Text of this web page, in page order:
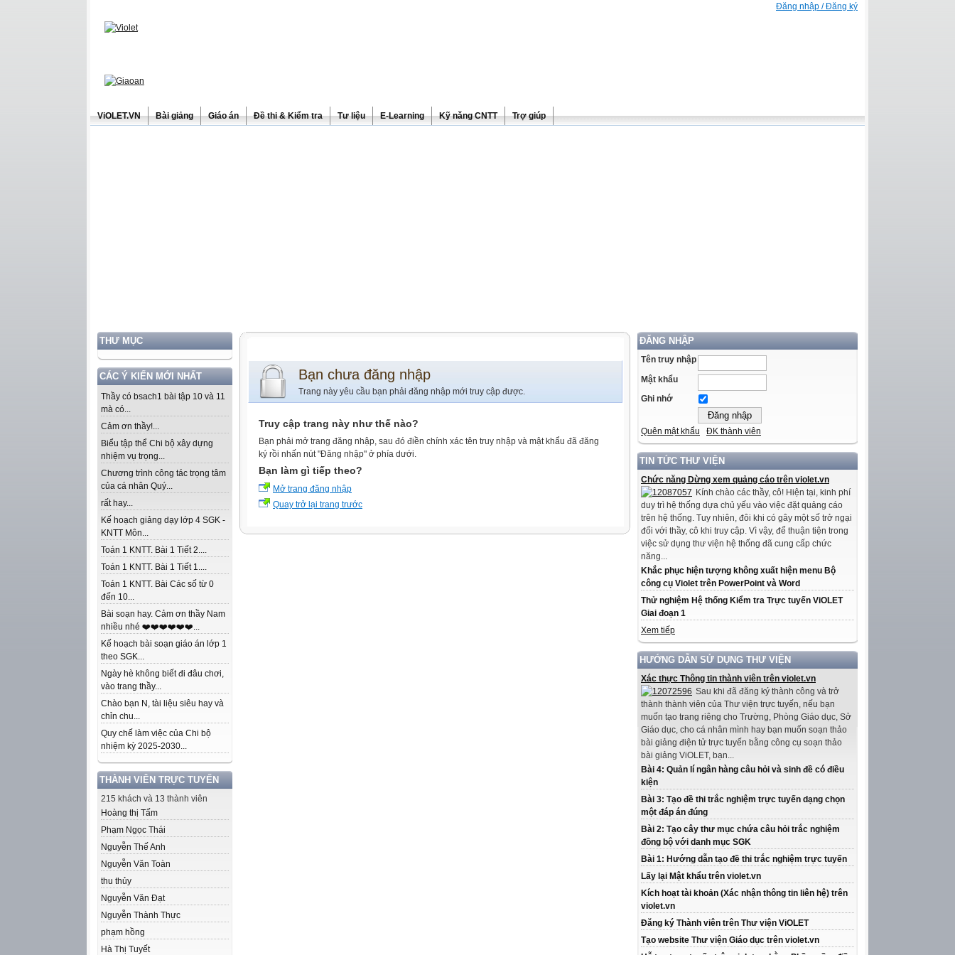
Đăng nhập / Đăng ký
ViOLET.VN Bài giảng Giáo án Đề thi & Kiểm tra Tư liệu E-Learning Kỹ năng CNTT Trợ giúp
THƯ MỤC
CÁC Ý KIẾN MỚI NHẤT
Thầy có bsach1 bài tập 10 và 11
mà có...
Cảm ơn thầy!...
Biểu tập thể Chi bộ xây dựng
nhiệm vụ trọng...
Chương trình công tác trọng tâm
của cá nhân Quý...
rất hay...
Kế hoạch giảng dạy lớp 4 SGK -
KNTT Môn...
Toán 1 KNTT. Bài 1 Tiết 2....
Toán 1 KNTT. Bài 1 Tiết 1....
Toán 1 KNTT. Bài Các số từ 0
đến 10...
Bài soạn hay. Cảm ơn thầy Nam
nhiều nhé ❤️❤️❤️❤️❤️❤️...
Kế hoạch bài soạn giáo án lớp 1
theo SGK...
Ngày hè không biết đi đâu chơi,
vào trang thầy...
Chào bạn N, tài liệu siêu hay và
chỉn chu...
Quy chế làm việc của Chi bộ
nhiệm kỳ 2025-2030...
THÀNH VIÊN TRỰC TUYẾN
215 khách và 13 thành viên
Hoàng thị Tấm
Phạm Ngọc Thái
Nguyễn Thế Anh
Nguyễn Văn Toàn
thu thủy
Nguyễn Văn Đạt
Nguyễn Thành Thực
phạm hồng
Hà Thị Tuyết
ĐĂNG NHẬP
Tên truy nhập
Mật khẩu
Ghi nhớ
Quên mật khẩu ĐK thành viên
TIN TỨC THƯ VIỆN
Chức năng Dừng xem quảng cáo trên violet.vn
Kính chào các thầy, cô! Hiện tại, kinh phí
duy trì hệ thống dựa chủ yếu vào việc đặt quảng cáo
trên hệ thống. Tuy nhiên, đôi khi có gây một số trở ngại
đối với thầy, cô khi truy cập. Vì vậy, để thuận tiện trong
việc sử dụng thư viện hệ thống đã cung cấp chức
năng...
Khắc phục hiện tượng không xuất hiện menu Bộ
công cụ Violet trên PowerPoint và Word
Thử nghiệm Hệ thống Kiểm tra Trực tuyến ViOLET
Giai đoạn 1
Xem tiếp
HƯỚNG DẪN SỬ DỤNG THƯ VIỆN
Xác thực Thông tin thành viên trên violet.vn
Sau khi đã đăng ký thành công và trở
thành thành viên của Thư viện trực tuyến, nếu bạn
muốn tạo trang riêng cho Trường, Phòng Giáo dục, Sở
Giáo dục, cho cá nhân mình hay bạn muốn soạn thảo
bài giảng điện tử trực tuyến bằng công cụ soạn thảo
bài giảng ViOLET, bạn...
Bài 4: Quản lí ngân hàng câu hỏi và sinh đề có điều
kiện
Bài 3: Tạo đề thi trắc nghiệm trực tuyến dạng chọn
một đáp án đúng
Bài 2: Tạo cây thư mục chứa câu hỏi trắc nghiệm
đồng bộ với danh mục SGK
Bài 1: Hướng dẫn tạo đề thi trắc nghiệm trực tuyến
Lấy lại Mật khẩu trên violet.vn
Kích hoạt tài khoản (Xác nhận thông tin liên hệ) trên
violet.vn
Đăng ký Thành viên trên Thư viện ViOLET
Tạo website Thư viện Giáo dục trên violet.vn
Bạn chưa đăng nhập
Trang này yêu cầu bạn phải đăng nhập mới truy cập được.
Truy cập trang này như thế nào?
Bạn phải mở trang đăng nhập, sau đó điền chính xác tên truy nhập và mật khẩu đã đăng
ký rồi nhấn nút "Đăng nhập" ở phía dưới.
Bạn làm gì tiếp theo?
Mở trang đăng nhập
Quay trở lại trang trước